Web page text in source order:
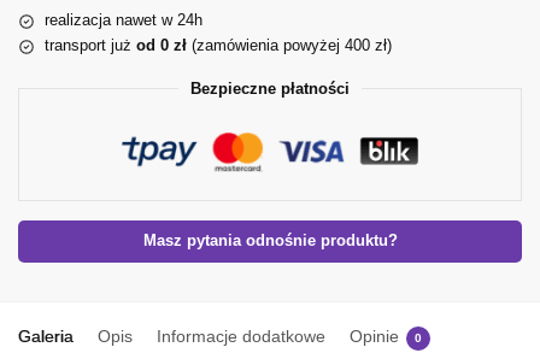
realizacja nawet w 24h
transport już od 0 zł (zamówienia powyżej 400 zł)
Bezpieczne płatności
Masz pytania odnośnie produktu?
Galeria Opis Informacje dodatkowe Opinie 0